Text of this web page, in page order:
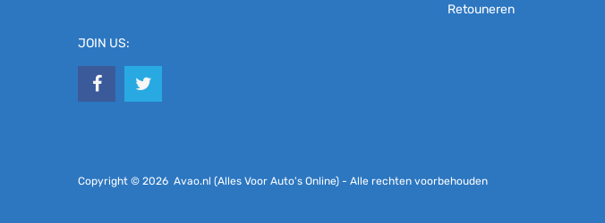
JOIN US:
Retouneren
Copyright © 2026 Avao.nl (Alles Voor Auto's Online) - Alle rechten voorbehouden